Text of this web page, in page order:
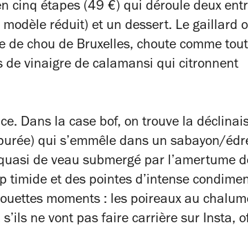
cinq étapes (49 €) qui déroule deux
réduit) et un dessert. Le gaillard
de chou de Bruxelles, choute comme
de vinaigre de calamansi qui citronnent
Dans la case bof, on trouve la
qui s’emmêle dans un sabayon/
de veau submergé par l’amertume
timide et des pointes d’intense
moments : les poireaux au
ne vont pas faire carrière sur Insta,